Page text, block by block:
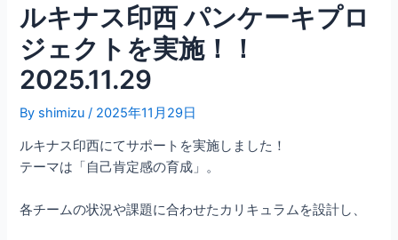
ルキナス印西 パンケーキプロ
ジェクトを実施！！
2025.11.29
By shimizu/ 2025年11月29日
ルキナス印西にてサポートを実施しました！
テーマは「自己肯定感の育成」。
各チームの状況や課題に合わせたカリキュラムを設計し、